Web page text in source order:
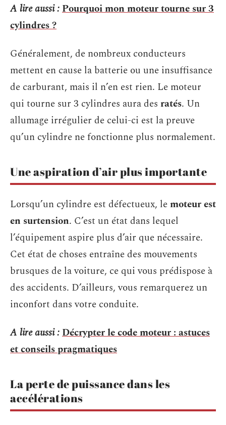
A lire aussi :Pourquoi mon moteur tourne sur 3
cylindres ?
Généralement, de nombreux conducteurs
mettent en cause la batterie ou une insuffisance
de carburant, mais il n’en est rien. Le moteur
qui tourne sur 3 cylindres aura des ratés. Un
allumage irrégulier de celui-ci est la preuve
qu’un cylindre ne fonctionne plus normalement.
Une aspiration d’air plus importante
Lorsqu’un cylindre est défectueux, lemoteur est
en surtension. C’est un état dans lequel
l’équipement aspire plus d’air que nécessaire.
Cet état de choses entraîne des mouvements
brusques de la voiture, ce qui vous prédispose à
des accidents. D’ailleurs, vous remarquerez un
inconfort dans votre conduite.
A lire aussi :Décrypter le code moteur : astuces
et conseils pragmatiques
La perte de puissance dans les
accélérations